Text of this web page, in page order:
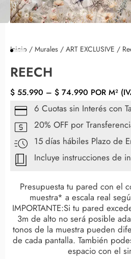
Inicio / Murales / ART EXCLUSIVE /
REECH
$ 55.990 – $ 74.990 POR M²
6 Cuotas sin Interés con
20% OFF por
15 días hábiles Plazo de
Incluye instrucciones de
Presupuesta tu pared con el
muestra* a escala real
IMPORTANTE:Si tu pared
3m de alto no será posible
tonos de la muestra pueden
de cada pantalla. También
espacio con el